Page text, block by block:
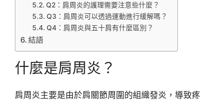
Q2：肩周炎的護理需要注意些什麼？
Q3：肩周炎可以透過運動進行緩解嗎？
Q4：肩周炎與五十肩有什麼區別？
結語
什麼是肩周炎？
肩周炎主要是由於肩關節周圍的組織發炎，導致疼